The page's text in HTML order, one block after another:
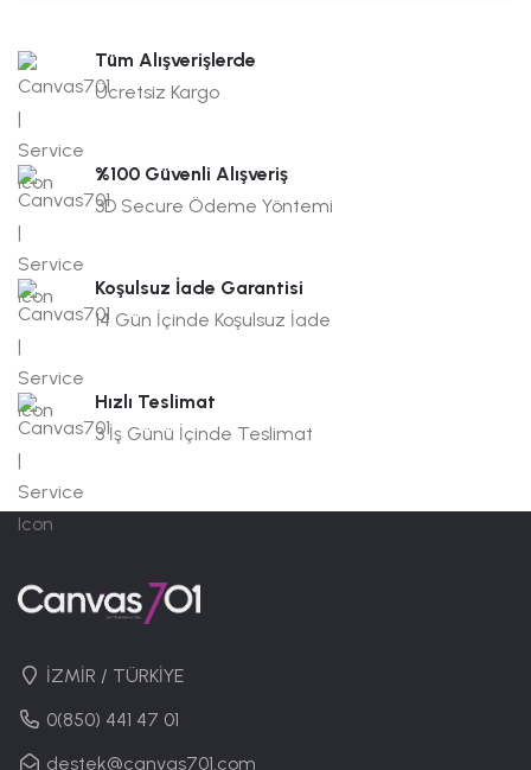
Tüm Alışverişlerde
Ücretsiz Kargo
%100 Güvenli Alışveriş
3D Secure Ödeme Yöntemi
Koşulsuz İade Garantisi
14 Gün İçinde Koşulsuz İade
Hızlı Teslimat
3 İş Günü İçinde Teslimat
İZMİR / TÜRKİYE
0(850) 441 47 01
destek@canvas701.com